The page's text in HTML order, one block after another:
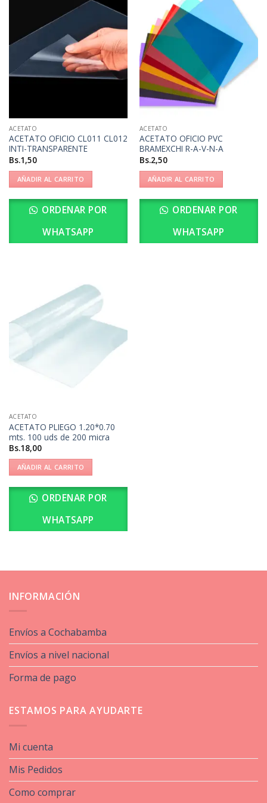
ACETATO
ACETATO OFICIO CL011 CL012
INTI-TRANSPARENTE
Bs.1,50
AÑADIR AL CARRITO
ORDENAR POR
WHATSAPP
ACETATO
ACETATO OFICIO PVC
BRAMEXCHI R-A-V-N-A
Bs.2,50
AÑADIR AL CARRITO
ORDENAR POR
WHATSAPP
ACETATO
ACETATO PLIEGO 1.20*0.70
mts. 100 uds de 200 micra
Bs.18,00
AÑADIR AL CARRITO
ORDENAR POR
WHATSAPP
INFORMACIÓN
Envíos a Cochabamba
Envíos a nivel nacional
Forma de pago
ESTAMOS PARA AYUDARTE
Mi cuenta
Mis Pedidos
Como comprar